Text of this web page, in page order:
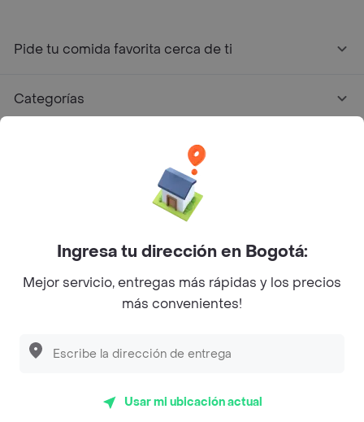
Descubre las PROMOCIONES que tenemos
Pide tu comida favorita cerca de ti
Categorías
Facebook
Twitter
Instagram
©2026Rappi Inc. All rights reserved.
Ingresa tu dirección en Bogotá:
Mejor servicio, entregas más rápidas y los precios
más convenientes!
Usar mi ubicación actual